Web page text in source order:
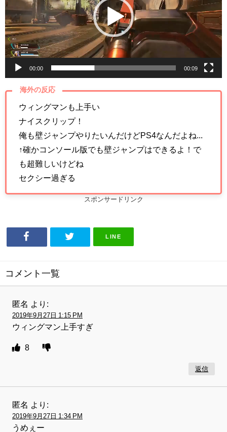
レ
ー
ヤ
ー
00:00 00:09
海外の反応
ウィングマンも上手い
ナイスクリップ！
俺も壁ジャンプやりたいんだけどPS4なんだよね...
↑確かコンソール版でも壁ジャンプはできるよ！で
も超難しいけどね
セクシー過ぎる
スポンサードリンク
LINE
コメント一覧
匿名 より:
2019年9月27日 1:15 PM
ウィングマン上手すぎ
8
返信
匿名 より:
2019年9月27日 1:34 PM
うめぇー